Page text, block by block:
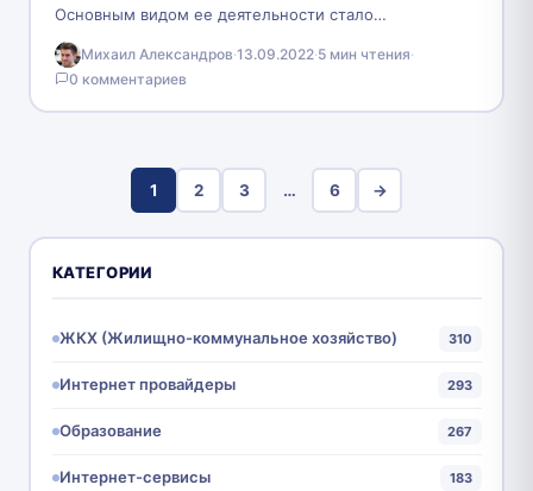
Основным видом ее деятельности стало
предложение и реализации продукции
повседневного спроса своим партнерам. За…
Михаил Александров·13.09.2022·5 мин чтения·
0 комментариев
1 2 3 … 6 →
КАТЕГОРИИ
ЖКХ (Жилищно-коммунальное хозяйство) 310
Интернет провайдеры 293
Образование 267
Интернет-сервисы 183